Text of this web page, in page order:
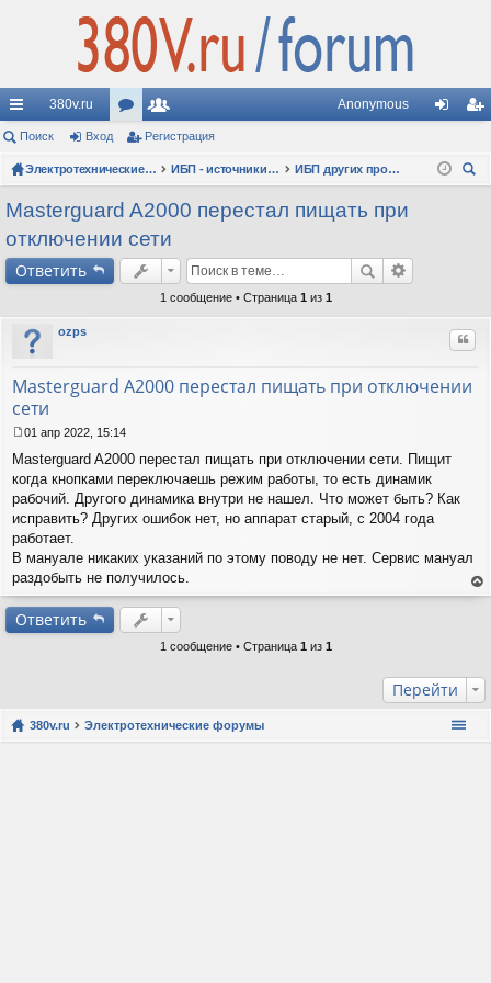
с
ы
лк
и
380v.ru
ор
ум
ы
ол
ьз
ов
ат
Anonymous
д ис
Поиск Вход Регистрация
Электротехнические форумы ИБП - источники бесперебойного питания
ИБП других производителей: вопросы
Masterguard A2000 перестал пищать при
отключении сети
Ответить
1 сообщение • Страница 1 из 1
ozps
Masterguard A2000 перестал пищать при отключении
сети
о
о
б
е
н
и
е
01 апр 2022, 15:14
Masterguard A2000 перестал пищать при отключении сети. Пищит
когда кнопками переключаешь режим работы, то есть динамик
рабочий. Другого динамика внутри не нашел. Что может быть? Как
исправить? Других ошибок нет, но аппарат старый, с 2004 года
работает.
В мануале никаких указаний по этому поводу не нет. Сервис мануал
раздобыть не получилось.
ер
на
Ответить
1 сообщение • Страница 1 из 1
Перейти
380v.ru Электротехнические форумы